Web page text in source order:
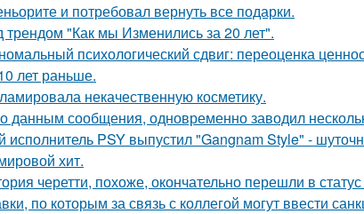
и потребовал вернуть все подарки.
трендом "Как мы Изменились за 20 лет".
психологический сдвиг: переоценка
лет раньше.
некачественную косметику.
данным сообщения, одновременно заводил
исполнитель PSY выпустил "Gangnam Style" -
хит.
черетти, похоже, окончательно перешли в
по которым за связь с коллегой могут ввести